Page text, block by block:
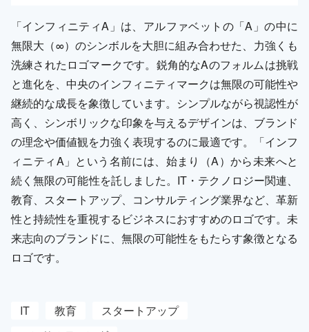
「インフィニティA」は、アルファベットの「A」の中に
無限大（∞）のシンボルを大胆に組み合わせた、力強くも
洗練されたロゴマークです。鋭角的なAのフォルムは挑戦
と進化を、中央のインフィニティマークは無限の可能性や
継続的な成長を象徴しています。シンプルながら視認性が
高く、シンボリックな印象を与えるデザインは、ブランド
の理念や価値観を力強く表現するのに最適です。「インフ
ィニティA」という名前には、始まり（A）から未来へと
続く無限の可能性を託しました。IT・テクノロジー関連、
教育、スタートアップ、コンサルティング業界など、革新
性と持続性を重視するビジネスにおすすめのロゴです。未
来志向のブランドに、無限の可能性をもたらす象徴となる
ロゴです。
IT 教育
スタートアップ